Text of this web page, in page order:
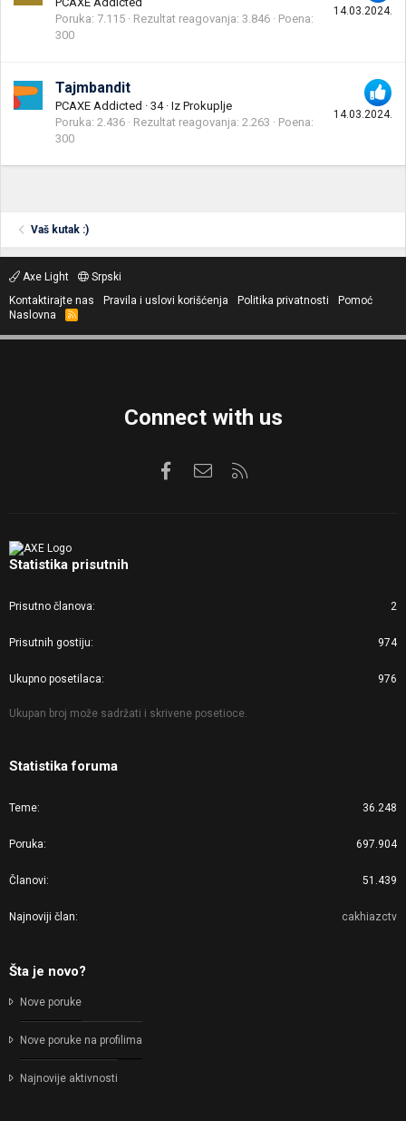
14.03.2024.
Poruka 7.115 Rezultat reagovanja 3.846
Poena
300
14.03.2024.
Tajmbandit
PCAXE Addicted · 34 · Iz Prokuplje
Poruka 2.436 Rezultat reagovanja 2.263
Poena
300
Vaš kutak :)
Axe Light
Srpski
Kontaktirajte nas
Pravila i uslovi korišćenja Politika privatnosti
Pomoć
Naslovna
R
S
Connect with us
FacebookKontaktirajte nas
Statistika prisutnih
Prisutno članova 2
Prisutnih gostiju 974
Ukupno posetilaca 976
Ukupan broj može sadržati i skrivene posetioce.
Statistika foruma
Teme 36.248
Poruka 697.904
Članovi 51.439
Najnoviji član cakhiazctv
Šta je novo?
Nove poruke
Nove poruke na profilima
Najnovije aktivnosti